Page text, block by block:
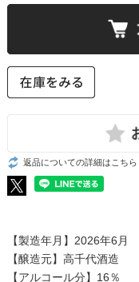
返品についての詳細はこちら
【製造年月】2026年6月
【醸造元】高千代酒造
【アルコール分】16％